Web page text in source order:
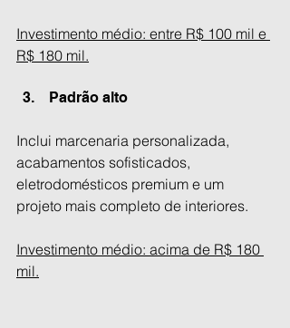
Investimento médio: entre R$ 100 mil e
R$ 180 mil.
Padrão alto
Inclui marcenaria personalizada,
acabamentos sofisticados,
eletrodomésticos premium e um
projeto mais completo de interiores.
Investimento médio: acima de R$ 180
mil.